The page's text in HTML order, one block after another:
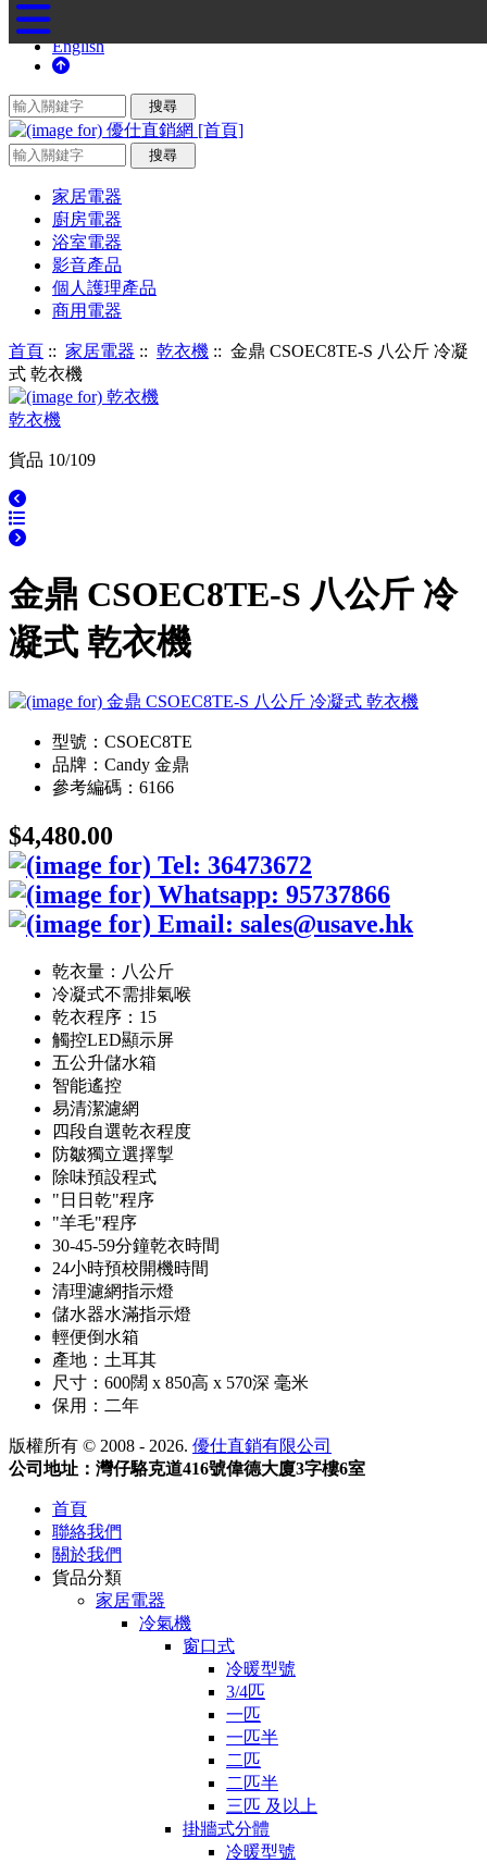
English
家居電器
廚房電器
浴室電器
影音產品
個人護理產品
商用電器
首頁 :: 家居電器 :: 乾衣機 :: 金鼎 CSOEC8TE-S 八公斤 冷凝
式 乾衣機
乾衣機
貨品 10/109
金鼎 CSOEC8TE-S 八公斤 冷
凝式 乾衣機
型號：CSOEC8TE
品牌：Candy 金鼎
參考編碼：6166
$4,480.00
乾衣量：八公斤
冷凝式不需排氣喉
乾衣程序：15
觸控LED顯示屏
五公升儲水箱
智能遙控
易清潔濾網
四段自選乾衣程度
防皺獨立選擇掣
除味預設程式
"日日乾"程序
"羊毛"程序
30-45-59分鐘乾衣時間
24小時預校開機時間
清理濾網指示燈
儲水器水滿指示燈
輕便倒水箱
產地：土耳其
尺寸：600闊 x 850高 x 570深 毫米
保用：二年
版權所有 © 2008 - 2026. 優仕直銷有限公司
公司地址：灣仔駱克道416號偉德大廈3字樓6室
首頁
聯絡我們
關於我們
貨品分類
家居電器
冷氣機
窗口式
冷暖型號
3/4匹
一匹
一匹半
二匹
二匹半
三匹 及以上
掛牆式分體
冷暖型號